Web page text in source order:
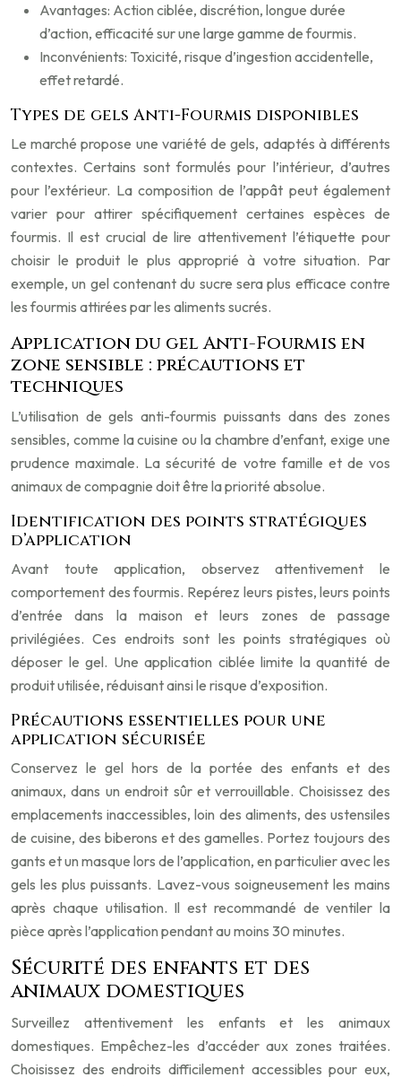
Avantages: Action ciblée, discrétion, longue durée
d’action, efficacité sur une large gamme de fourmis.
Inconvénients: Toxicité, risque d’ingestion accidentelle,
effet retardé.
Types de gels Anti-Fourmis disponibles
Le marché propose une variété de gels, adaptés à différents
contextes. Certains sont formulés pour l’intérieur, d’autres
pour l’extérieur. La composition de l’appât peut également
varier pour attirer spécifiquement certaines espèces de
fourmis. Il est crucial de lire attentivement l’étiquette pour
choisir le produit le plus approprié à votre situation. Par
exemple, un gel contenant du sucre sera plus efficace contre
les fourmis attirées par les aliments sucrés.
Application du gel Anti-Fourmis en
zone sensible : précautions et
techniques
L’utilisation de gels anti-fourmis puissants dans des zones
sensibles, comme la cuisine ou la chambre d’enfant, exige une
prudence maximale. La sécurité de votre famille et de vos
animaux de compagnie doit être la priorité absolue.
Identification des points stratégiques
d’application
Avant toute application, observez attentivement le
comportement des fourmis. Repérez leurs pistes, leurs points
d’entrée dans la maison et leurs zones de passage
privilégiées. Ces endroits sont les points stratégiques où
déposer le gel. Une application ciblée limite la quantité de
produit utilisée, réduisant ainsi le risque d’exposition.
Précautions essentielles pour une
application sécurisée
Conservez le gel hors de la portée des enfants et des
animaux, dans un endroit sûr et verrouillable. Choisissez des
emplacements inaccessibles, loin des aliments, des ustensiles
de cuisine, des biberons et des gamelles. Portez toujours des
gants et un masque lors de l’application, en particulier avec les
gels les plus puissants. Lavez-vous soigneusement les mains
après chaque utilisation. Il est recommandé de ventiler la
pièce après l’application pendant au moins 30 minutes.
Sécurité des enfants et des
animaux domestiques
Surveillez attentivement les enfants et les animaux
domestiques. Empêchez-les d’accéder aux zones traitées.
Choisissez des endroits difficilement accessibles pour eux,